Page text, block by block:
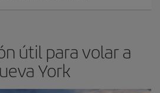
útil para volar a
York